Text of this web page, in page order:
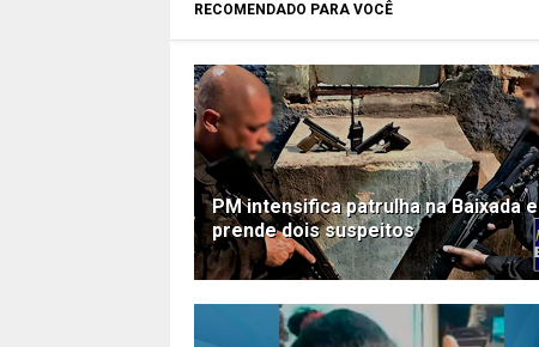
RECOMENDADO PARA VOCÊ
PM intensifica patrulha na Baixada e
prende dois suspeitos